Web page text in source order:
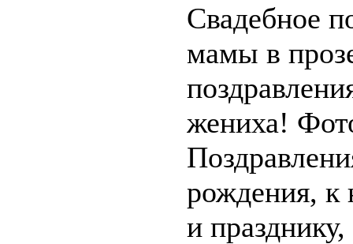
Свадебное
мамы в
жениха!
рождения,
и